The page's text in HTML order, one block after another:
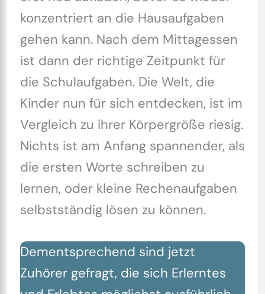
konzentriert an die Hausaufgaben
gehen kann. Nach dem Mittagessen
ist dann der richtige Zeitpunkt für
die Schulaufgaben. Die Welt, die
Kinder nun für sich entdecken, ist im
Vergleich zu ihrer Körpergröße riesig.
Nichts ist am Anfang spannender, als
die ersten Worte schreiben zu
lernen, oder kleine Rechenaufgaben
selbstständig lösen zu können.
Dementsprechend sind jetzt
Zuhörer gefragt, die sich Erlerntes